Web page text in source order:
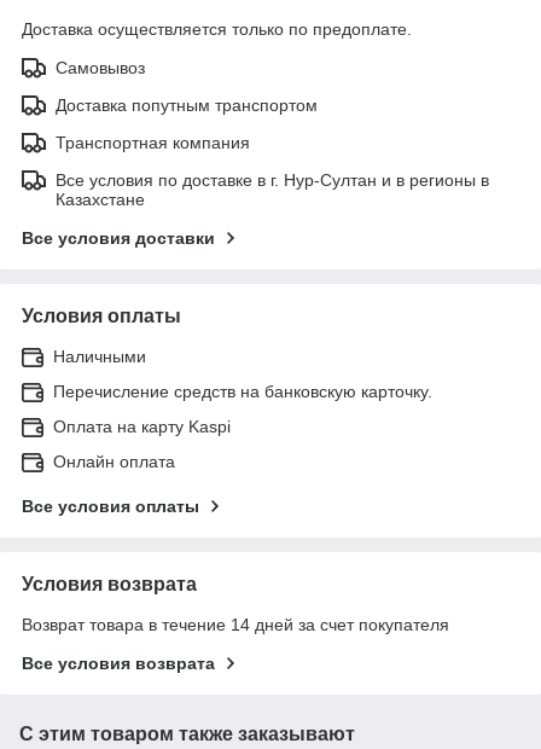
Доставка осуществляется только по предоплате.
Самовывоз
Доставка попутным транспортом
Транспортная компания
Все условия по доставке в г. Нур-Султан и в регионы в
Казахстане
Все условия доставки
Условия оплаты
Наличными
Перечисление средств на банковскую карточку.
Оплата на карту Kaspi
Онлайн оплата
Все условия оплаты
Условия возврата
Возврат товара в течение 14 дней за счет покупателя
Все условия возврата
С этим товаром также заказывают